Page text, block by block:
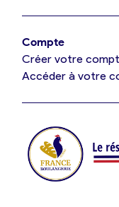
Je suis
Je crée mon
Compte
Créer votre
Accéder à votre